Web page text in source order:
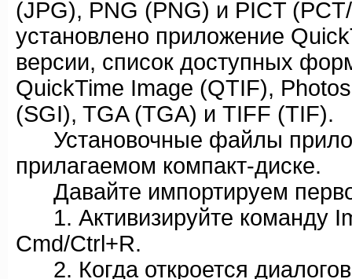
(JPG), PNG (PNG) и PICT
установлено приложение
версии, список доступных
QuickTime Image (QTIF),
(SGI), TGA (TGA) и TIFF (TIF).
Установочные файлы
прилагаемом компакт-диске.
Давайте импортируем
1. Активизируйте команду
Cmd/Ctrl+R.
2. Когда откроется